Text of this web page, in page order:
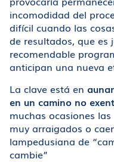
incomodidad del
difícil cuando las
de resultados, que es
recomendable
anticipan una nueva
La clave está en
en un camino no
muchas ocasiones
muy arraigados o
lampedusiana de
cambie”